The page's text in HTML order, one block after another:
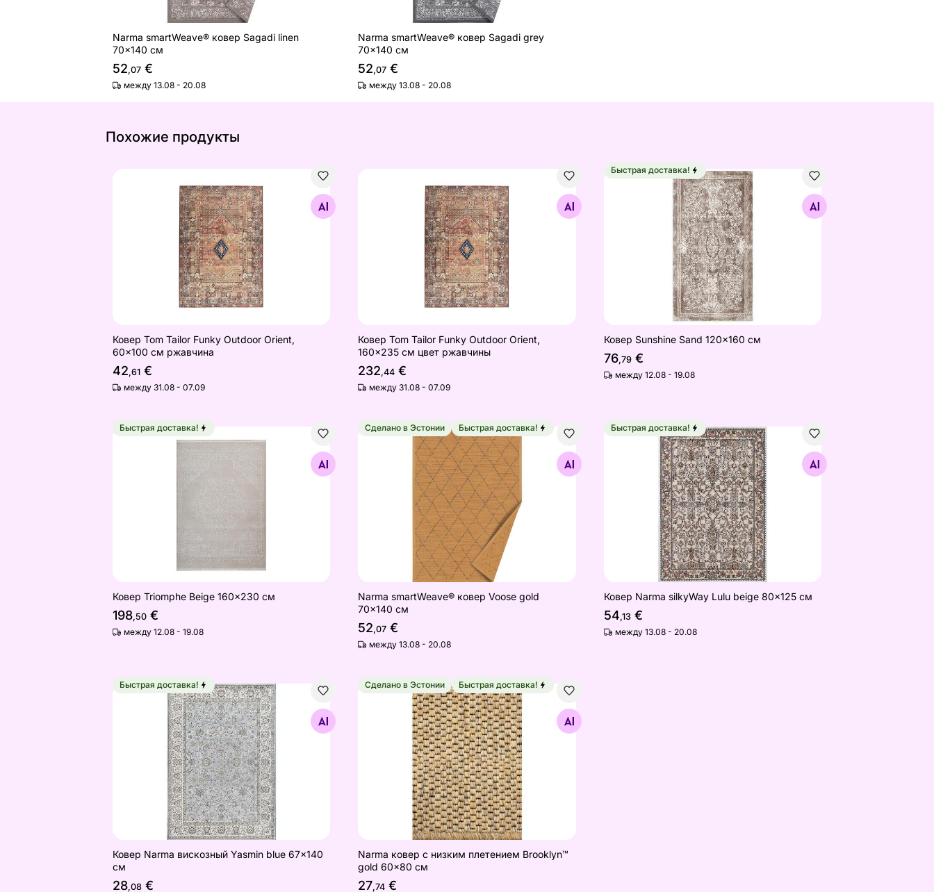
Narma smartWeave® ковер Sagadi linen
70x140 см
52,07 €
между 13.08 - 20.08
Narma smartWeave® ковер Sagadi grey
70x140 см
52,07 €
между 13.08 - 20.08
Похожие продукты
Ковер Tom Tailor Funky Outdoor Orient, 60x100 см ржавчина
Найдите похожие
Ковер Tom Tailor Funky Outdoor Orient,
60x100 см ржавчина
42,61 €
между 31.08 - 07.09
Ковер Tom Tailor Funky Outdoor Orient, 160x235 см цвет ржавчины
Найдите похожие
Ковер Tom Tailor Funky Outdoor Orient,
160x235 см цвет ржавчины
232,44 €
между 31.08 - 07.09
Ковер Sunshine Sand 120x160 см
Найдите похожие
Быстрая доставка!
Ковер Sunshine Sand 120x160 см
76,79€
между 12.08 - 19.08
Ковер Triomphe Beige 160x230 см
Найдите похожие
Быстрая доставка!
Ковер Triomphe Beige 160x230 см
198,50 €
между 12.08 - 19.08
Narma smartWeave® ковер Voose gold 70x140 см
Найдите похожие
Сделано в Эстонии Быстрая доставка!
Narma smartWeave® ковер Voose gold
70x140 см
52,07 €
между 13.08 - 20.08
Ковер Narma silkyWay Lulu beige 80x125 см
Найдите похожие
Быстрая доставка!
Ковер Narma silkyWay Lulu beige 80x125 см
54,13€
между 13.08 - 20.08
Ковер Narma вискозный Yasmin blue 67x140 см
Найдите похожие
Быстрая доставка!
Ковер Narma вискозный Yasmin blue 67x140
см
28,08 €
Narma ковер с низким плетением Brooklyn™ gold 60x80 см
Найдите похожие
Сделано в Эстонии Быстрая доставка!
Narma ковер с низким плетением Brooklyn™
gold 60x80 см
27,74 €